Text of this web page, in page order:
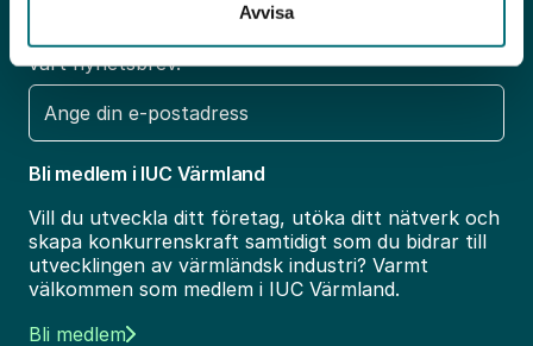
Avvisa
Är du medlem? Håll dig uppdaterad – anmäl dig till
vårt nyhetsbrev.
E-
post
Bli medlem i IUC Värmland
Vill du utveckla ditt företag, utöka ditt nätverk och
skapa konkurrenskraft samtidigt som du bidrar till
utvecklingen av värmländsk industri? Varmt
välkommen som medlem i IUC Värmland.
Bli medlem